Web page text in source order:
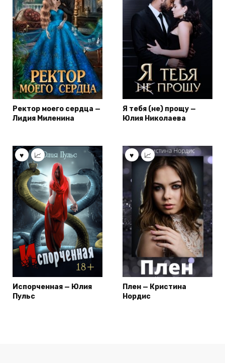
Ректор моего сердца —
Лидия Миленина
Я тебя (не) прощу —
Юлия Николаева
Испорченная — Юлия
Пульс
Плен — Кристина
Нордис